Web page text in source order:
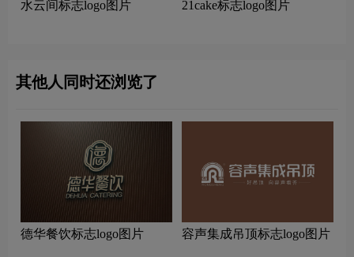
水云间标志logo图片 21cake标志logo图片
其他人同时还浏览了
德华餐饮标志logo图片 容声集成吊顶标志logo图片